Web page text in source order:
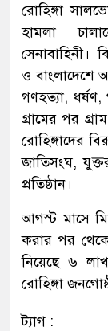
রোহিঙ্গা
হামলা
সেনাবাহিনী।
ও বাংলাদেশে
গণহত্যা, ধর্ষণ,
গ্রামের পর
রোহিঙ্গাদের
জাতিসংঘ,
প্রতিষ্ঠান।
আগস্ট মাসে
করার পর থেকে
নিয়েছে ৬
রোহিঙ্গা
ট্যাগ :